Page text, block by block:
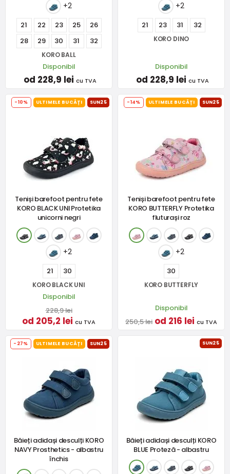
+2
21 22 23 25
26
28
29 30 31 32
KORO BALL
Disponibil
od 228,9 lei cu TVA
+2
21 23 31 32
KORO DINO
Disponibil
od 228,9 lei cu TVA
-10% ULTIMELE BUCĂȚI SUN25
Teniși barefoot pentru fete
KORO BLACK UNI Protetika
unicorni negri
+2
21 30
KORO BLACK UNI
Disponibil
228,9 lei
od 205,2 lei cu TVA
-14% ULTIMELE BUCĂȚI SUN25
Teniși barefoot pentru fete
KORO BUTTERFLY Protetika
fluturași roz
+2
30
KORO BUTTERFLY
Disponibil
250,5 lei od 216 lei cu TVA
-27% ULTIMELE BUCĂȚI SUN25
Băieți adidași desculți KORO
NAVY Prosthetics - albastru
închis
SUN25
Băieți adidași desculți KORO
BLUE Proteză - albastru